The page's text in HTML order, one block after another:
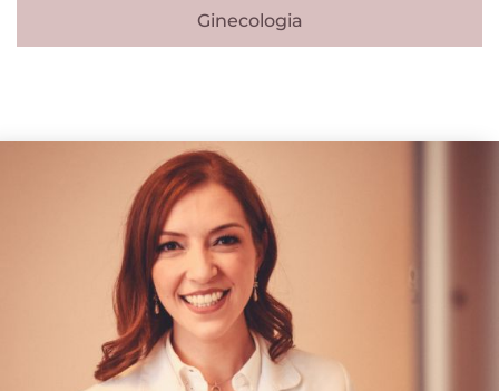
Ginecologia